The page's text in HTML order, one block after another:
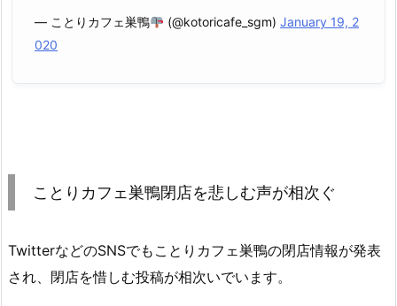
— ことりカフェ巣鴨 (@kotoricafe_sgm) January 19, 2
020
ことりカフェ巣鴨閉店を悲しむ声が相次ぐ
TwitterなどのSNSでもことりカフェ巣鴨の閉店情報が発表
され、閉店を惜しむ投稿が相次いでいます。